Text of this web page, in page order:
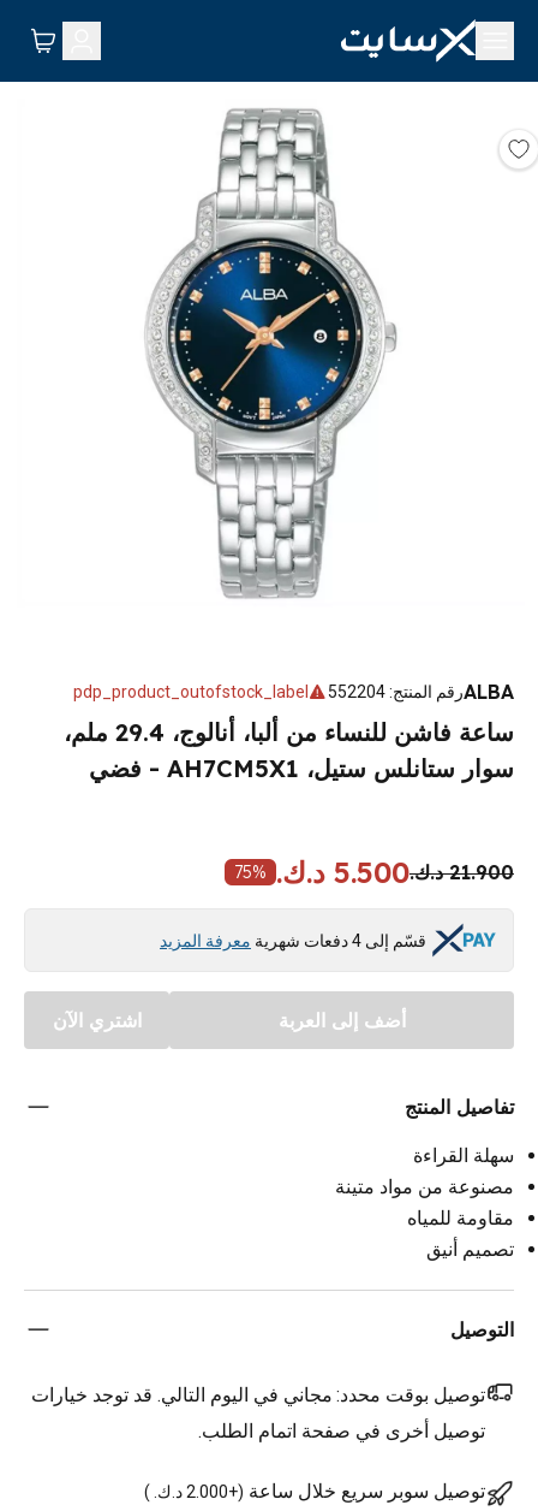
ALBAرقم المنتج:
552204
pdp_product_outofstock_label
ساعة فاشن للنساء من ألبا، أنالوج، 29.4 ملم،
سوار ستانلس ستيل، AH7CM5X1 - فضي
21.900 د.ك. 5.500 د.ك. 75%
قسّم إلى 4 دفعات شهرية معرفة المزيد
أضف إلى العربة اشتري الآن
تفاصيل المنتج
سهلة القراءة
مصنوعة من مواد متينة
مقاومة للمياه
تصميم أنيق
التوصيل
توصيل بوقت محدد: مجاني في اليوم التالي. قد توجد خيارات
توصيل أخرى في صفحة اتمام الطلب.
توصيل سوبر سريع خلال ساعة (+2.000 د.ك. )